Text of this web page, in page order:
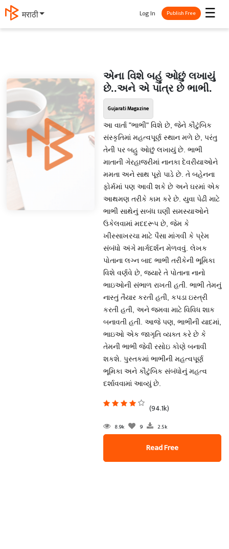
मराठी ☰
Log In Publish Free
એના વિશે બહું ઓછું લખાયું
છે..અને એ પાત્ર છે ભાભી.
Gujarati Magazine
આ વાર્તા "ભાભી" વિશે છે, જેને કૌટુંબિક
સંસ્કૃતિમાં મહત્વપૂર્ણ સ્થાન મળે છે, પરંતુ
તેની પર બહુ ઓછું લખાયું છે. ભાભી
માતાની ગેરહાજરીમાં નાનકા દેવરીયાઓને
મમતા અને સાથ પૂરો પાડે છે. તે બહેનના
ફોર્મમાં પણ આવી શકે છે અને ઘરમાં એક
આથમણ તરીકે કામ કરે છે. યુવા પેઢી માટે
ભાભી સાથેનું સબંધ ઘણી સમસ્યાઓને
ઉકેલવામાં મદદરૂપ છે, જેમ કે
ખીસ્સાખરચા માટે પૈસા માંગવી કે પ્રેમ
સંબંધો અંગે માર્ગદર્શન મેળવવું. લેખક
પોતાના લગ્ન બાદ ભાભી તરીકેની ભૂમિકા
વિશે વર્ણવે છે, જ્યારે તે પોતાના નાનો
ભાઇઓની સંભાળ રાખતી હતી. ભાભી તેમનું
નાસ્તું તૈયાર કરતી હતી, કપડા ઇસ્ત્રી
કરતી હતી, અને જમવા માટે વિવિધ શાક
બનાવતી હતી. આજે પણ, ભાભીની યાદમાં,
ભાઇઓ એક જાગૃતિ વ્યક્ત કરે છે કે
તેમની ભાભી જેવી રસોઇ કોણે બનાવી
શકશે. પુસ્તકમાં ભાભીની મહત્વપૂર્ણ
ભૂમિકા અને કૌટુંબિક સંબંધોનું મહત્વ
દર્શાવવામાં આવ્યું છે.
(94.1k)
8.9k 9 2.5k
Read Free